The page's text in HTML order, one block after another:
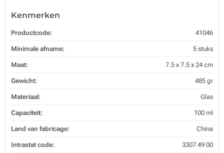
Kenmerken
Productcode: 41046
Minimale afname: 5 stuks
Maat: 7.5 x 7.5 x 24 cm
Gewicht: 485 gr
Materiaal: Glas
Capaciteit: 100 ml
Land van fabricage: China
Intrastat code: 3307 49 00